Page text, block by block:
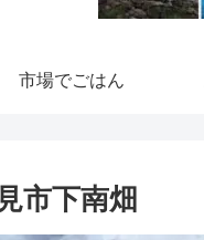
市場でごはん
市下南畑